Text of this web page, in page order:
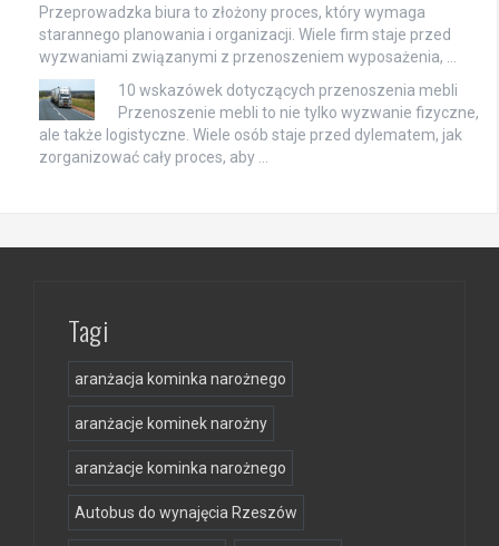
Przeprowadzka biura to złożony proces, który wymaga
starannego planowania i organizacji. Wiele firm staje przed
wyzwaniami związanymi z przenoszeniem wyposażenia, …
10 wskazówek dotyczących przenoszenia mebli
Przenoszenie mebli to nie tylko wyzwanie fizyczne,
ale także logistyczne. Wiele osób staje przed dylematem, jak
zorganizować cały proces, aby …
Tagi
aranżacja kominka narożnego
aranżacje kominek narożny
aranżacje kominka narożnego
Autobus do wynajęcia Rzeszów